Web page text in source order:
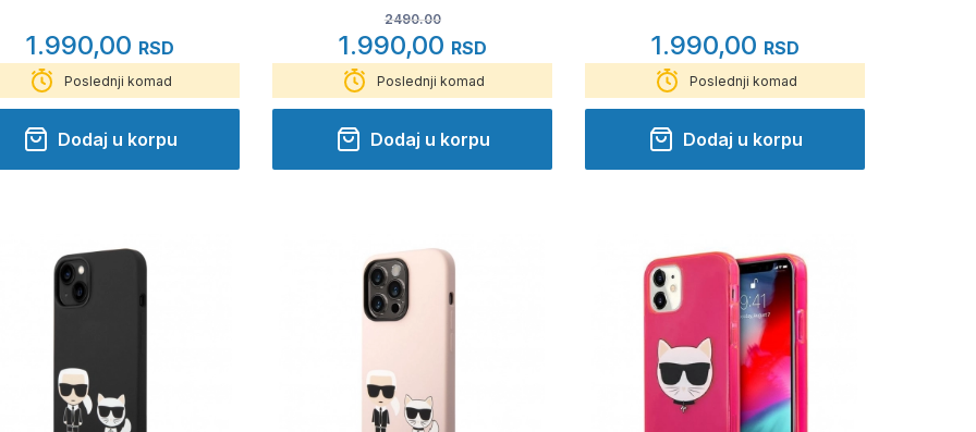
1.990,00 RSD
Poslednji komad
Dodaj u korpu
2490.00
1.990,00 RSD
Poslednji komad
Dodaj u korpu
1.990,00 RSD
Poslednji komad
Dodaj u korpu